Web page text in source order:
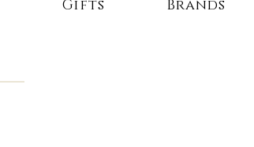
Gifts Brands